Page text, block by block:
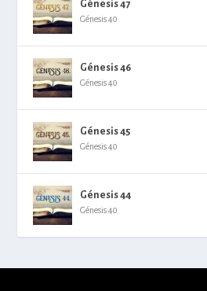
Génesis 47
Génesis 40
Génesis 46
Génesis 40
Génesis 45
Génesis 40
Génesis 44
Génesis 40